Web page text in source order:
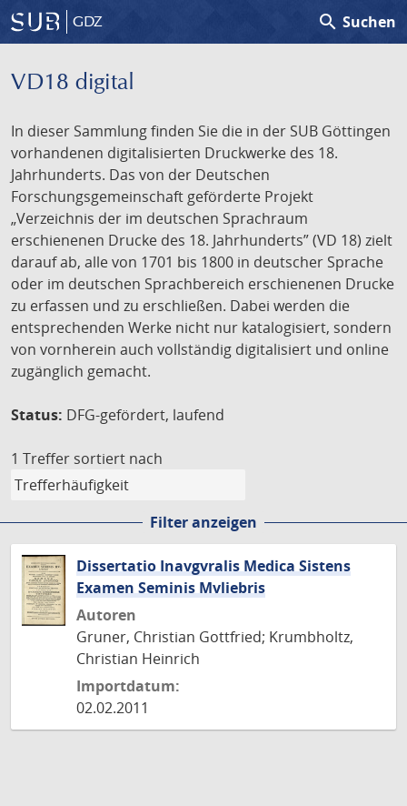
GDZ search Suchen
VD18 digital
In dieser Sammlung finden Sie die in der SUB Göttingen
vorhandenen digitalisierten Druckwerke des 18.
Jahrhunderts. Das von der Deutschen
Forschungsgemeinschaft geförderte Projekt
„Verzeichnis der im deutschen Sprachraum
erschienenen Drucke des 18. Jahrhunderts” (VD 18) zielt
darauf ab, alle von 1701 bis 1800 in deutscher Sprache
oder im deutschen Sprachbereich erschienenen Drucke
zu erfassen und zu erschließen. Dabei werden die
entsprechenden Werke nicht nur katalogisiert, sondern
von vornherein auch vollständig digitalisiert und online
zugänglich gemacht.
Status: DFG-gefördert, laufend
1 Treffer sortiert nach
Filter anzeigen
Dissertatio Inavgvralis Medica Sistens
Examen Seminis Mvliebris
Autoren
Gruner, Christian Gottfried; Krumbholtz,
Christian Heinrich
Importdatum:
02.02.2011